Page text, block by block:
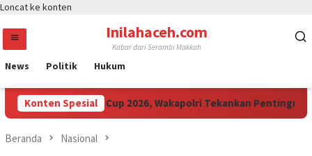
Loncat ke konten
Inilahaceh.com
Kabar dari Serambi Makkah
News Politik Hukum
Konten Spesial
Ikuti Kapolri Cup 2026, Wakapolri Tekankan Pentingnya
Beranda Nasional